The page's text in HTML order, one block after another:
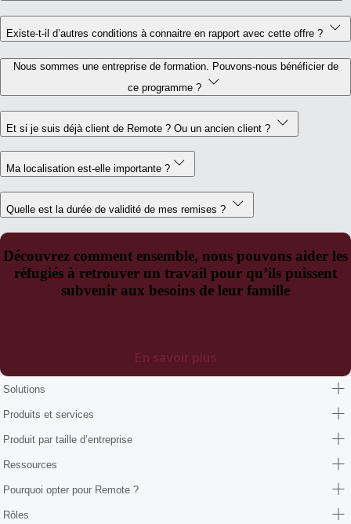
Existe-t-il d’autres conditions à connaitre en rapport avec cette offre ?
Nous sommes une entreprise de formation. Pouvons-nous bénéficier de
ce programme ?
Et si je suis déjà client de Remote ? Ou un ancien client ?
Ma localisation est-elle importante ?
Quelle est la durée de validité de mes remises ?
Découvrez comment ensemble, nous pouvons aider les
réfugiés à retrouver un travail pour qu’ils puissent
subvenir aux besoins de leur famille
En savoir plus
Solutions
Produits et services
Produit par taille d’entreprise
Ressources
Pourquoi opter pour Remote ?
Rôles